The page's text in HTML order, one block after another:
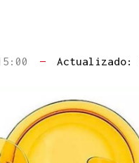
— Actualizado: